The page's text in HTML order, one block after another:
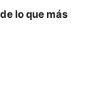
lo que más